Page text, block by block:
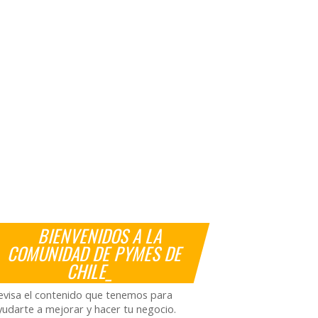
BIENVENIDOS A LA
COMUNIDAD DE PYMES DE
CHILE_
el contenido que tenemos para
a mejorar y hacer tu negocio.